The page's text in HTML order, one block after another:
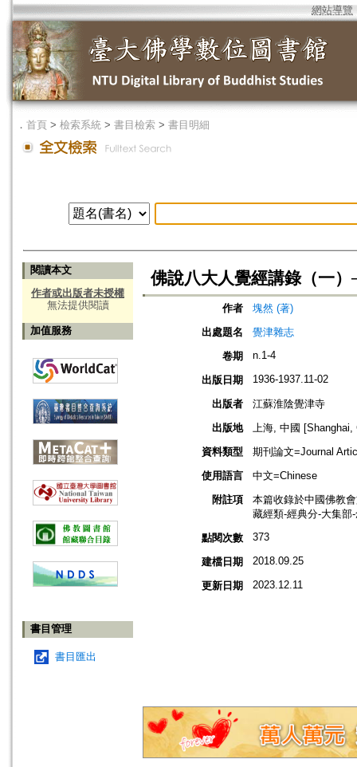
網站導覽
． 首頁 > 檢索系統 > 書目檢索 > 書目明細
閱讀本文
作者或出版者未授權
無法提供閱讀
加值服務
書目管理
書目匯出
佛說八大人覺經講錄（一
作者
塊然 (著)
出處題名
覺津雜志
卷期
n.1-4
出版日期 1936-1937.11-02
出版者
江蘇淮陰覺津寺
出版地
上海, 中國 [Shanghai,
資料類型
期刊論文=Journal
使用語言
中文=Chinese
附註項
本篇收錄於中國佛教
藏經類-經典分-大集部
點閱次數
373
建檔日期 2018.09.25
更新日期 2023.12.11